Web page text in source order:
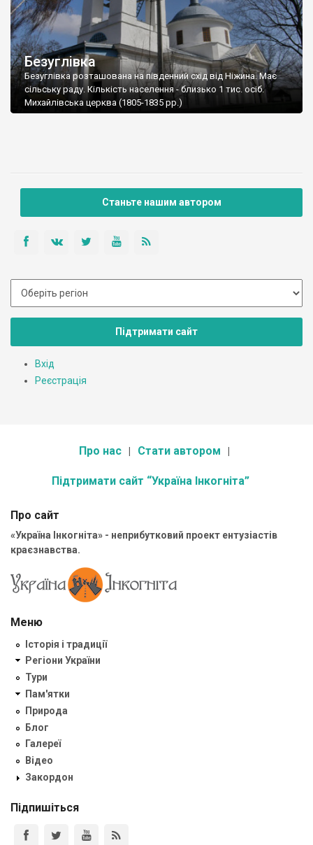
Безуглівка
Безуглівка розташована на південний схід від Ніжина. Має
сільську раду. Кількість населення - близько 1 тис. осіб.
Михайлівська церква (1805-1835 рр.)
Станьте нашим автором
Підтримати сайт
Вхід
Реєстрація
Про нас Стати автором
Підтримати сайт “Україна Інкогніта”
Про сайт
«Україна Інкогніта» - неприбутковий проект ентузіастів
краєзнавства.
Меню
Історія і традиції
Регіони України
Тури
Пам'ятки
Природа
Блог
Галереї
Відео
Закордон
Підпишіться